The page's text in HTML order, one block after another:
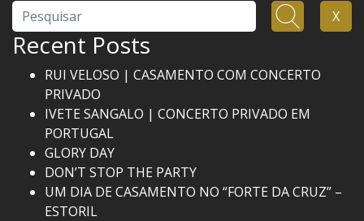
Pesquisar X
Recent Posts
RUI VELOSO | CASAMENTO COM CONCERTO
PRIVADO
IVETE SANGALO | CONCERTO PRIVADO EM
PORTUGAL
GLORY DAY
DON’T STOP THE PARTY
UM DIA DE CASAMENTO NO “FORTE DA CRUZ” –
ESTORIL